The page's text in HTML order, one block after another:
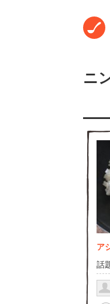
ニ
ア
話